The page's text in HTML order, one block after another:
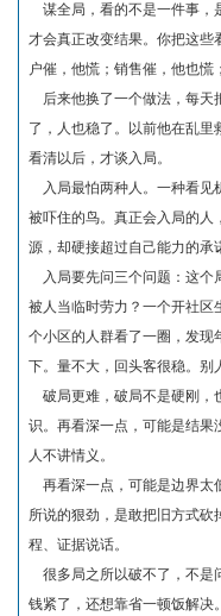
谋全局，看的不是一件事，
才会真正改变结果。你把这些
户催，他慌；销售催，他也慌
后来他换了一个做法，每天
了，人也稳了。以前他在乱
看清以后，才谈入局。
入局最怕两种人。一种看见
被吓住的鸟。真正会入局的人
源，却硬接超过自己能力的承
入局要先问三个问题：这个
被人当临时劳力？一个开社区
个小区的人群看了一圈，发现
下。量不大，回头客很稳。别
破局更难，破局不是硬刚，
识。再看深一点，可能是结果
人不讲情义。
再看深一点，可能是边界太
所说的狠劲，是敢把旧方式
程、证据说话。
很多局之所以破不了，不是
钱紧了，还想靠省一顿饭解决